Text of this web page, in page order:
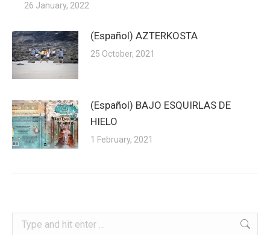
26 January, 2022
(Español) AZTERKOSTA
25 October, 2021
(Español) BAJO ESQUIRLAS DE
HIELO
1 February, 2021
Search: